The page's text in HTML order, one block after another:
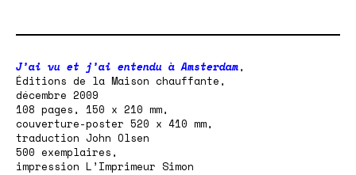
J’ai vu et j’ai entendu à Amsterdam,
Éditions de la Maison chauffante ,
décembre 2009
108 pages, 150 x 210 mm,
couverture-poster 520 x 410 mm,
traduction John Olsen
500 exemplaires,
impression L’Imprimeur Simon